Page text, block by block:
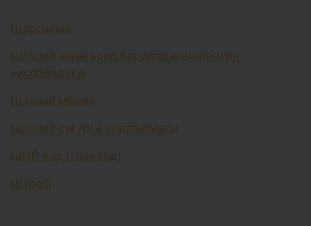
Шартнома
Шахсий жамғариб бориладиган пенсия
ҳисобварағи
Шахсий молия
Шахсий суғурта шартномаси
ШИР-код (Пин-код)
Штраф